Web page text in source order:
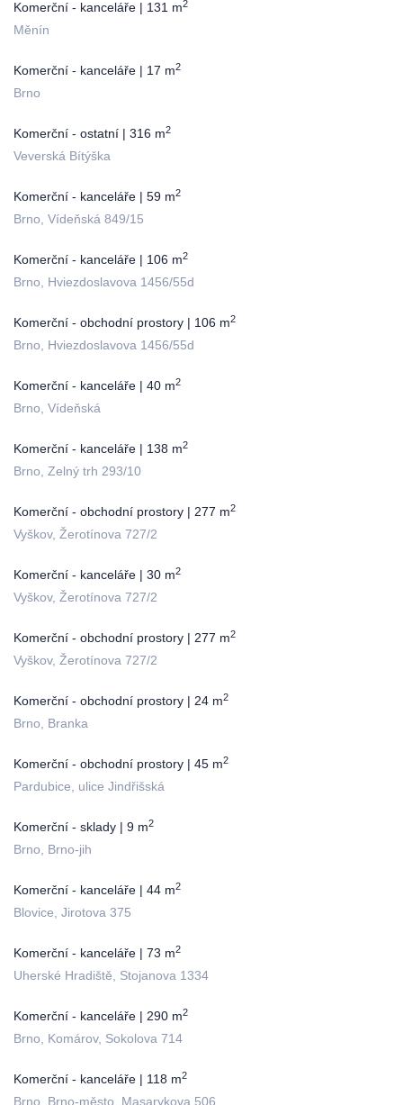
Komerční - kanceláře | 131 m2
Měnín
Komerční - kanceláře | 17 m2
Brno
Komerční - ostatní | 316 m2
Veverská Bítýška
Komerční - kanceláře | 59 m2
Brno, Vídeňská 849/15
Komerční - kanceláře | 106 m2
Brno, Hviezdoslavova 1456/55d
Komerční - obchodní prostory | 106 m2
Brno, Hviezdoslavova 1456/55d
Komerční - kanceláře | 40 m2
Brno, Vídeňská
Komerční - kanceláře | 138 m2
Brno, Zelný trh 293/10
Komerční - obchodní prostory | 277 m2
Vyškov, Žerotínova 727/2
Komerční - kanceláře | 30 m2
Vyškov, Žerotínova 727/2
Komerční - obchodní prostory | 277 m2
Vyškov, Žerotínova 727/2
Komerční - obchodní prostory | 24 m2
Brno, Branka
Komerční - obchodní prostory | 45 m2
Pardubice, ulice Jindřišská
Komerční - sklady | 9 m2
Brno, Brno-jih
Komerční - kanceláře | 44 m2
Blovice, Jirotova 375
Komerční - kanceláře | 73 m2
Uherské Hradiště, Stojanova 1334
Komerční - kanceláře | 290 m2
Brno, Komárov, Sokolova 714
Komerční - kanceláře | 118 m2
Brno, Brno-město, Masarykova 506